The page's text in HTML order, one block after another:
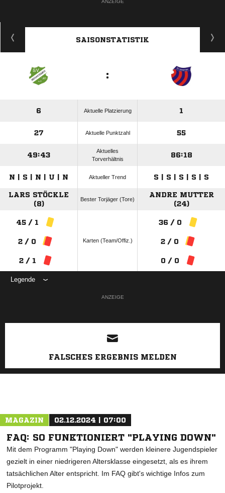
ANZEIGE
SAISONSTATISTIK
:
6 Aktuelle Platzierung 1
27 Aktuelle Punktzahl 55
49:43
Aktuelles
Torverhältnis
86:18
N | S | N | U | N Aktueller Trend S | S | S | S | S
LARS STÖCKLE
(8)
Bester Torjäger (Tore)
ANDRE MUTTER
(24)
45 / 1
2 / 0
2 / 1
Karten (Team/Offiz.)
36 / 0
2 / 0
0 / 0
Legende
ANZEIGE
FALSCHES ERGEBNIS MELDEN
MAGAZIN 02.12.2024 | 07:00
FAQ: SO FUNKTIONIERT "PLAYING DOWN"
Mit dem Programm "Playing Down" werden kleinere Jugendspieler
gezielt in einer niedrigeren Altersklasse eingesetzt, als es ihrem
tatsächlichen Alter entspricht. Im FAQ gibt's wichtige Infos zum
Pilotprojekt.